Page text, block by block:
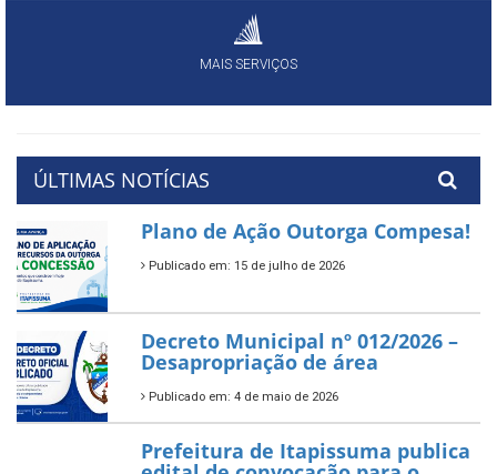
MAIS SERVIÇOS
ÚLTIMAS NOTÍCIAS
Plano de Ação Outorga Compesa!
Publicado em: 15 de julho de 2026
Decreto Municipal nº 012/2026 –
Desapropriação de área
Publicado em: 4 de maio de 2026
Prefeitura de Itapissuma publica